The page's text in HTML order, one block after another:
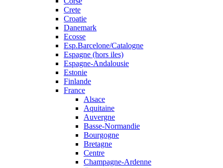
Crete
Croatie
Danemark
Ecosse
Esp.Barcelone/Catalogne
Espagne (hors iles)
Espagne-Andalousie
Estonie
Finlande
France
Alsace
Aquitaine
Auvergne
Basse-Normandie
Bourgogne
Bretagne
Centre
Champagne-Ardenne